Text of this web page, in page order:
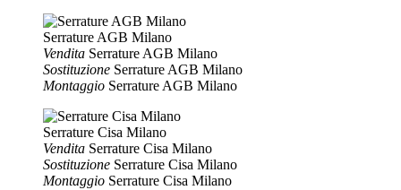
Serrature AGB Milano
Vendita Serrature AGB Milano
Sostituzione Serrature AGB Milano
Montaggio Serrature AGB Milano
Serrature Cisa Milano
Vendita Serrature Cisa Milano
Sostituzione Serrature Cisa Milano
Montaggio Serrature Cisa Milano